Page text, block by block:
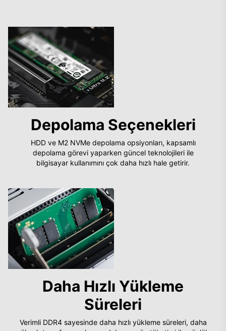
Depolama Seçenekleri
HDD ve M2 NVMe depolama opsiyonları, kapsamlı
depolama görevi yaparken güncel teknolojileri ile
bilgisayar kullanımını çok daha hızlı hale getirir.
Daha Hızlı Yükleme
Süreleri
Verimli DDR4 sayesinde daha hızlı yükleme süreleri, daha